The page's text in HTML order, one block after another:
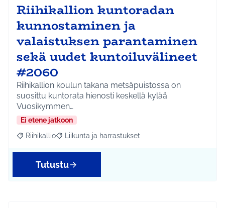
Riihikallion kuntoradan
kunnostaminen ja
valaistuksen parantaminen
sekä uudet kuntoiluvälineet
#2060
Riihikallion koulun takana metsäpuistossa on
suosittu kuntorata hienosti keskellä kylää.
Vuosikymmen…
Ei etene jatkoon
Rajaa tulokset aihepiirin mukaan: Riihikallio
Riihikallio Rajaa tulokset teeman mukaan: Liikunta ja
Liikunta ja harrastukset
Tutustu